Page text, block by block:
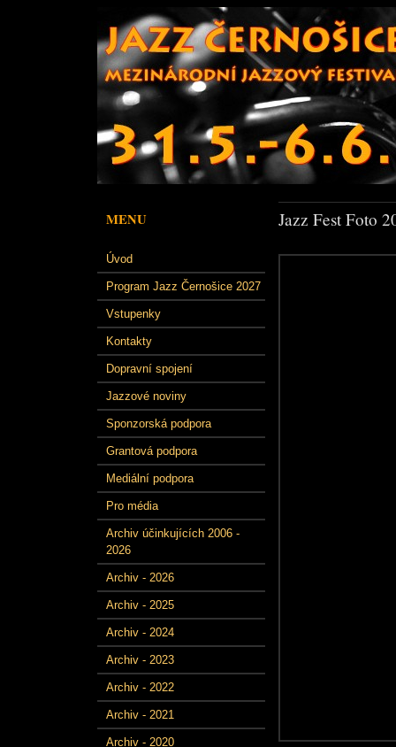
MENU
Úvod
Program Jazz Černošice 2027
Vstupenky
Kontakty
Dopravní spojení
Jazzové noviny
Sponzorská podpora
Grantová podpora
Mediální podpora
Pro média
Archiv účinkujících 2006 -
2026
Archiv - 2026
Archiv - 2025
Archiv - 2024
Archiv - 2023
Archiv - 2022
Archiv - 2021
Archiv - 2020
Jazz Fest Foto